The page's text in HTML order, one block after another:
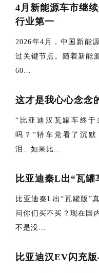
4月新能源车市继
行业第一
2026年4月，中国新能
过关键节点。随着新能
60...
这才是我心心念念
“比亚迪汉瓦罐车终于
吗？“轿车党看了沉默
泪…如果比...
比亚迪秦L出“瓦罐
比亚迪秦L出“瓦罐版”
问你们买不买？现在国
不是没...
比亚迪汉EV闪充